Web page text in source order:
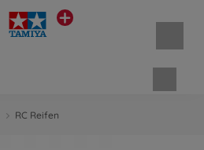
RC Reifen